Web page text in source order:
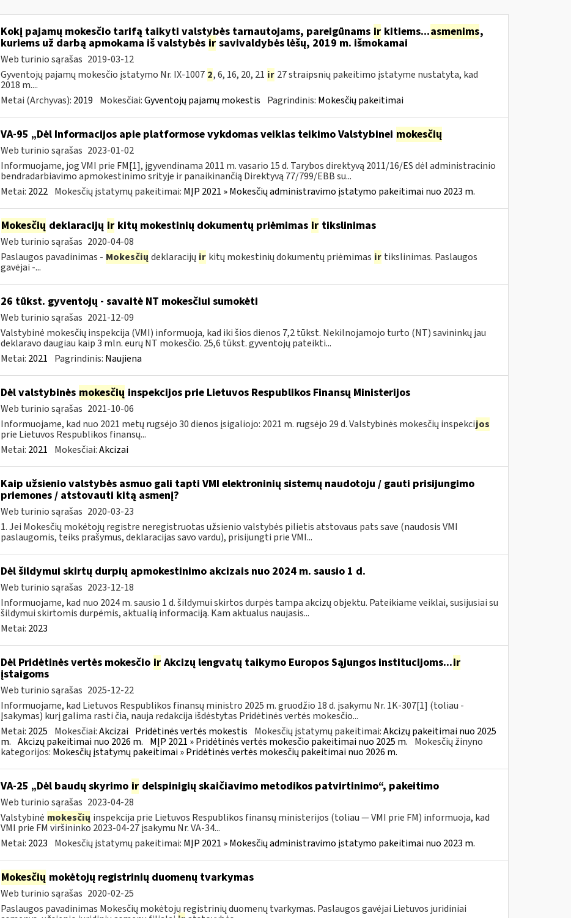
Kokį pajamų mokesčio tarifą taikyti valstybės tarnautojams, pareigūnams irkitiems...asmenims,
kuriems už darbą apmokama iš valstybės irsavivaldybės lėšų, 2019 m. išmokamai
Web turinio sąrašas 2019-03-12
Gyventojų pajamų mokesčio įstatymo Nr. IX-1007 2, 6, 16, 20, 21 ir 27 straipsnių pakeitimo įstatyme nustatyta, kad
2018 m....
Metai (Archyvas): 2019 Mokesčiai:Gyventojų pajamų mokestis Pagrindinis: Mokesčių pakeitimai
VA-95 „Dėl Informacijos apie platformose vykdomas veiklas teikimo Valstybinei mokesčių
Web turinio sąrašas 2023-01-02
Informuojame, jog VMI prie FM[1], įgyvendinama 2011 m. vasario 15 d. Tarybos direktyvą 2011/16/ES dėl administracinio
bendradarbiavimo apmokestinimo srityje ir panaikinančią Direktyvą 77/799/EBB su...
Metai: 2022 Mokesčių įstatymų pakeitimai: MĮP 2021 » Mokesčių administravimo įstatymo pakeitimai nuo 2023 m.
Mokesčių deklaracijų irkitų mokestinių dokumentų priėmimas irtikslinimas
Web turinio sąrašas 2020-04-08
Paslaugos pavadinimas - Mokesčių deklaracijų ir kitų mokestinių dokumentų priėmimas ir tikslinimas. Paslaugos
gavėjai -...
26 tūkst. gyventojų - savaitė NT mokesčiui sumokėti
Web turinio sąrašas 2021-12-09
Valstybinė mokesčių inspekcija (VMI) informuoja, kad iki šios dienos 7,2 tūkst. Nekilnojamojo turto (NT) savininkų jau
deklaravo daugiau kaip 3 mln. eurų NT mokesčio. 25,6 tūkst. gyventojų pateikti...
Metai: 2021 Pagrindinis: Naujiena
Dėl valstybinės mokesčių inspekcijos prie Lietuvos Respublikos Finansų Ministerijos
Web turinio sąrašas 2021-10-06
Informuojame, kad nuo 2021 metų rugsėjo 30 dienos įsigaliojo: 2021 m. rugsėjo 29 d. Valstybinės mokesčių inspekcijos
prie Lietuvos Respublikos finansų...
Metai: 2021 Mokesčiai:Akcizai
Kaip užsienio valstybės asmuo gali tapti VMI elektroninių sistemų naudotoju / gauti prisijungimo
priemones / atstovauti kitą asmenį?
Web turinio sąrašas 2020-03-23
1. Jei Mokesčių mokėtojų registre neregistruotas užsienio valstybės pilietis atstovaus pats save (naudosis VMI
paslaugomis, teiks prašymus, deklaracijas savo vardu), prisijungti prie VMI...
Dėl šildymui skirtų durpių apmokestinimo akcizais nuo 2024 m. sausio 1 d.
Web turinio sąrašas 2023-12-18
Informuojame, kad nuo 2024 m. sausio 1 d. šildymui skirtos durpės tampa akcizų objektu. Pateikiame veiklai, susijusiai su
šildymui skirtomis durpėmis, aktualią informaciją. Kam aktualus naujasis...
Metai: 2023
Dėl Pridėtinės vertės mokesčio irAkcizų lengvatų taikymo Europos Sąjungos institucijoms...ir
įstaigoms
Web turinio sąrašas 2025-12-22
Informuojame, kad Lietuvos Respublikos finansų ministro 2025 m. gruodžio 18 d. įsakymu Nr. 1K-307[1] (toliau -
Įsakymas) kurį galima rasti čia, nauja redakcija išdėstytas Pridėtinės vertės mokesčio...
Metai: 2025 Mokesčiai:Akcizai Pridėtinės vertės mokestis Mokesčių įstatymų pakeitimai:Akcizų pakeitimai nuo 2025
m. Akcizų pakeitimai nuo 2026 m. MĮP 2021 » Pridėtinės vertės mokesčio pakeitimai nuo 2025 m. Mokesčių žinyno
kategorijos: Mokesčių įstatymų pakeitimai » Pridėtinės vertės mokesčių pakeitimai nuo 2026 m.
VA-25 „Dėl baudų skyrimo irdelspinigių skaičiavimo metodikos patvirtinimo“, pakeitimo
Web turinio sąrašas 2023-04-28
Valstybinė mokesčių inspekcija prie Lietuvos Respublikos finansų ministerijos (toliau ― VMI prie FM) informuoja, kad
VMI prie FM viršininko 2023-04-27 įsakymu Nr. VA-34...
Metai: 2023 Mokesčių įstatymų pakeitimai: MĮP 2021 » Mokesčių administravimo įstatymo pakeitimai nuo 2023 m.
Mokesčių mokėtojų registrinių duomenų tvarkymas
Web turinio sąrašas 2020-02-25
Paslaugos pavadinimas Mokesčių mokėtojų registrinių duomenų tvarkymas. Paslaugos gavėjai Lietuvos juridiniai